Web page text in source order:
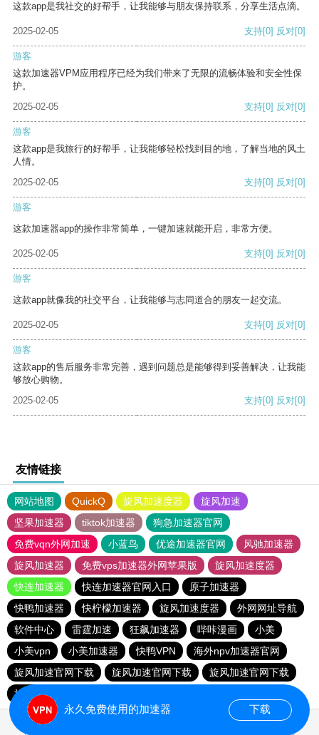
这款app是我社交的好帮手，让我能够与朋友保持联系，分享生活点滴。
2025-02-05 支持[0] 反对[0]
游客
这款加速器VPM应用程序已经为我们带来了无限的流畅体验和安全性保
护。
2025-02-05
支持[0] 反对[0]
游客
这款app是我旅行的好帮手，让我能够轻松找到目的地，了解当地的风土
人情。
2025-02-05
支持[0] 反对[0]
游客
这款加速器app的操作非常简单，一键加速就能开启，非常方便。
2025-02-05 支持[0] 反对[0]
游客
这款app就像我的社交平台，让我能够与志同道合的朋友一起交流。
2025-02-05 支持[0] 反对[0]
游客
这款app的售后服务非常完善，遇到问题总是能够得到妥善解决，让我能
够放心购物。
2025-02-05
支持[0] 反对[0]
友情链接
网站地图 QuickQ 旋风加速度器
旋风加速
坚果加速器
tiktok加速器
狗急加速器官网
免费vqn外网加速
小蓝鸟 优途加速器官网
风驰加速器
旋风加速器
免费vps加速器外网苹果版
旋风加速度器
快连加速器
快连加速器官网入口
原子加速器
快鸭加速器
快柠檬加速器 旋风加速度器
外网网址导航
软件中心
雷霆加速 狂飙加速器 哔咔漫画
小美
小美vpn
小美加速器 快鸭VPN
海外npv加速器官网
旋风加速官网下载
旋风加速官网下载
旋风加速官网下载
旋风加速官网下载
永久免费使用的加速器 下载